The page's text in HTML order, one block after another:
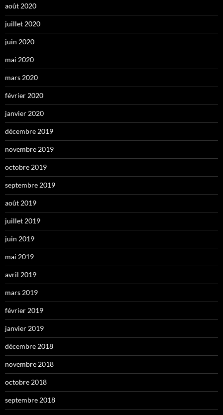
août 2020
juillet 2020
juin 2020
mai 2020
mars 2020
février 2020
janvier 2020
décembre 2019
novembre 2019
octobre 2019
septembre 2019
août 2019
juillet 2019
juin 2019
mai 2019
avril 2019
mars 2019
février 2019
janvier 2019
décembre 2018
novembre 2018
octobre 2018
septembre 2018